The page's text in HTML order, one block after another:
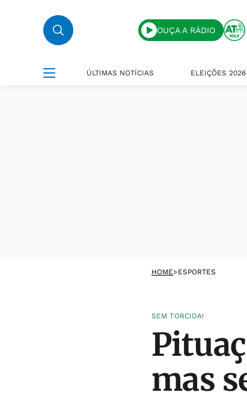
OUÇA A RÁDIO
ÚLTIMAS NOTÍCIAS ELEIÇÕES 2026
HOME>ESPORTES
SEM TORCIDA!
mas